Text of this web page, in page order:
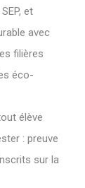
et
avec
filières
éco-
élève
: preuve
sur la